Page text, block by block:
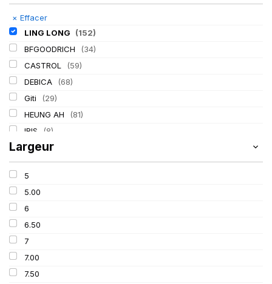
× Effacer
LING LONG
(152)
BFGOODRICH
(34)
CASTROL
(59)
DEBICA
(68)
Giti
(29)
HEUNG AH
(81)
IRIS
(8)
ITALMATIC
KLEBER (116)
LASSA
MICHELIN
MITAS
Mondolfo ferro
PIRELLI
PROMETEON
SCHRADER
Largeur
5
5.00
6
6.50
7
7.00
7.50